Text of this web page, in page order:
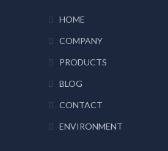
HOME
COMPANY
PRODUCTS
BLOG
CONTACT
ENVIRONMENT